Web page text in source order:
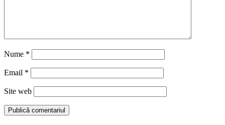
Nume *
Email *
Site web